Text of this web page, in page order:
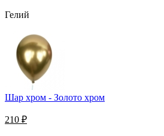
Гелий
Шар хром - Золото хром
210 ₽